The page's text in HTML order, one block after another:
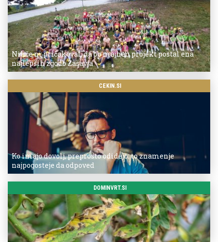
Nihče ni pričakoval, da bo majhen projekt postal ena
najlepših zgodb Zasavja
CEKIN.SI
Ko imajo dovolj, preprosto odidejo: to znamenje
najpogosteje da odpoved
DOMINVRT.SI